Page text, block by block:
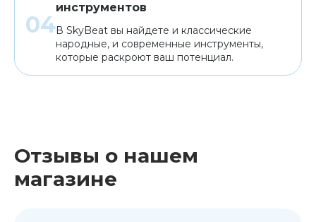
инструментов
В SkyBeat вы найдете и классические
народные, и современные инструменты,
которые раскроют ваш потенциал.
Отзывы о нашем
магазине